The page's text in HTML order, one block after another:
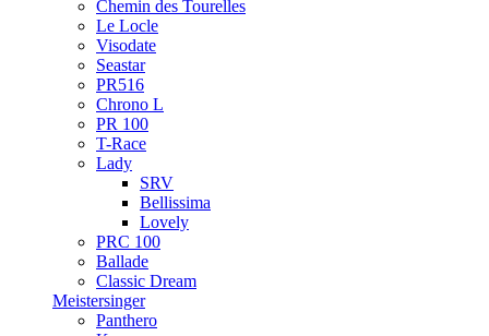
Chemin des Tourelles
Le Locle
Visodate
Seastar
PR516
Chrono L
PR 100
T-Race
Lady
SRV
Bellissima
Lovely
PRC 100
Ballade
Classic Dream
Meistersinger
Panthero